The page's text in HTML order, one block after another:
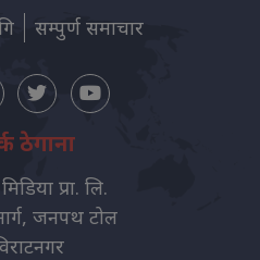
सम्पुर्ण समाचार
ठेगाना
प्रा. लि.
जनपथ टोल